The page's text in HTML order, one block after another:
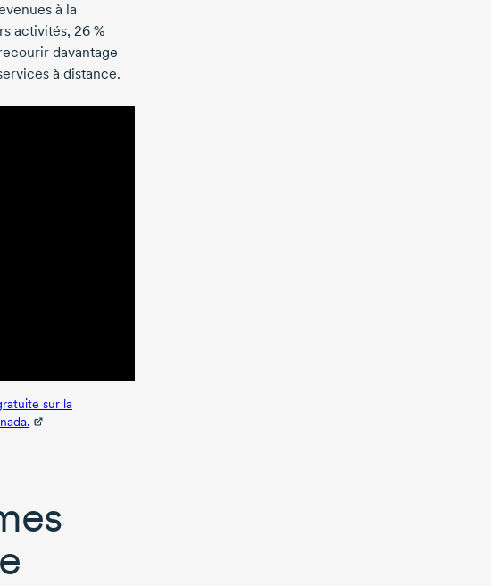
à la
activités, 26 %
davantage
à distance.
sur la